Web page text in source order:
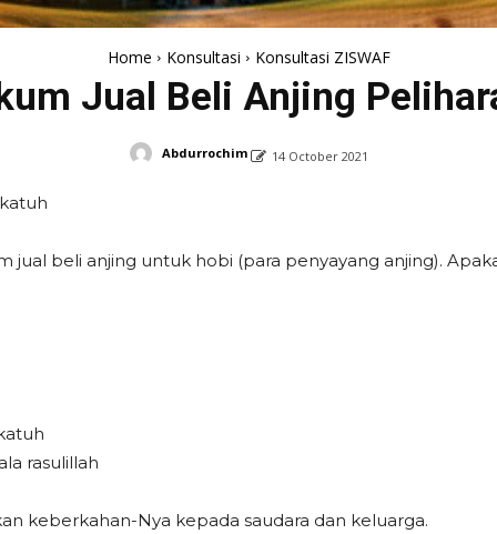
Home Konsultasi Konsultasi ZISWAF
Jual Beli Anjing
Abdurrochim 14 October 2021
jual beli anjing untuk hobi (para penyayang anjing).
rasulillah
keberkahan-Nya kepada saudara dan keluarga.